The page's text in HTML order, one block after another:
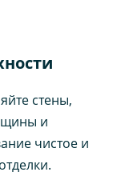
стены,
и
чистое и